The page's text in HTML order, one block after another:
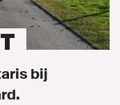
bij